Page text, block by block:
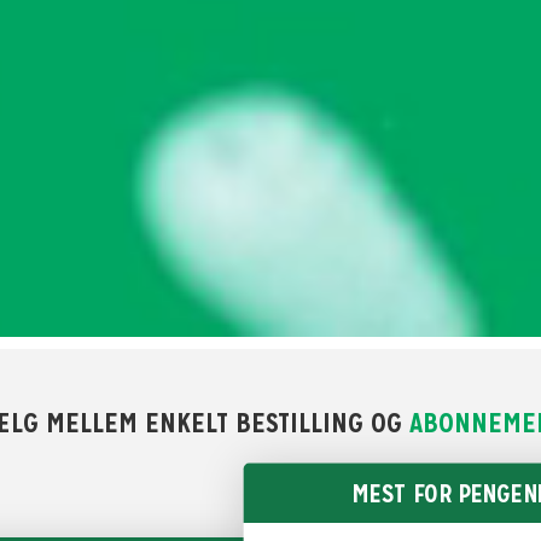
MELLEM ENKELT BESTILLING OG
MEST FOR